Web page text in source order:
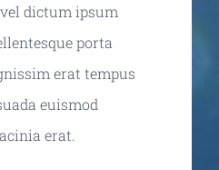
dictum ipsum
porta
erat tempus
euismod
erat.